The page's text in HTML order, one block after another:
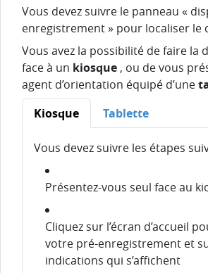
Vous devez suivre le panneau «
enregistrement » pour localiser le
Vous avez la possibilité de faire la
face à un kiosque , ou de vous
agent d’orientation équipé d’une
Kiosque
Tablette
Vous devez suivre les étapes
Présentez-vous seul face au
Cliquez sur l’écran d’accueil
votre pré-enregistrement et
indications qui s’affichent